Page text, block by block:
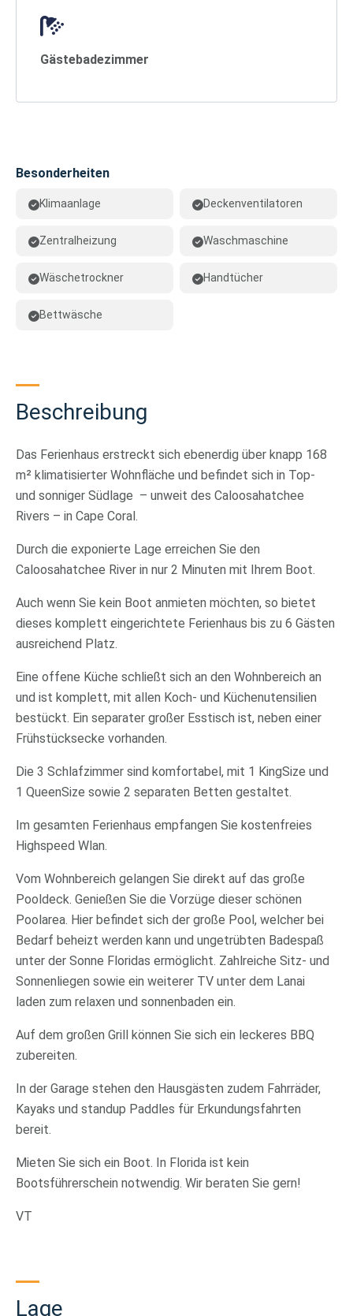
Gästebadezimmer
Besonderheiten
Klimaanlage Deckenventilatoren
Zentralheizung Waschmaschine
Wäschetrockner Handtücher
Bettwäsche
Beschreibung
Das Ferienhaus erstreckt sich ebenerdig über knapp 168
m² klimatisierter Wohnfläche und befindet sich in Top-
und sonniger Südlage – unweit des Caloosahatchee
Rivers – in Cape Coral.
Durch die exponierte Lage erreichen Sie den
Caloosahatchee River in nur 2 Minuten mit Ihrem Boot.
Auch wenn Sie kein Boot anmieten möchten, so bietet
dieses komplett eingerichtete Ferienhaus bis zu 6 Gästen
ausreichend Platz.
Eine offene Küche schließt sich an den Wohnbereich an
und ist komplett, mit allen Koch- und Küchenutensilien
bestückt. Ein separater großer Esstisch ist, neben einer
Frühstücksecke vorhanden.
Die 3 Schlafzimmer sind komfortabel, mit 1 KingSize und
1 QueenSize sowie 2 separaten Betten gestaltet.
Im gesamten Ferienhaus empfangen Sie kostenfreies
Highspeed Wlan.
Vom Wohnbereich gelangen Sie direkt auf das große
Pooldeck. Genießen Sie die Vorzüge dieser schönen
Poolarea. Hier befindet sich der große Pool, welcher bei
Bedarf beheizt werden kann und ungetrübten Badespaß
unter der Sonne Floridas ermöglicht. Zahlreiche Sitz- und
Sonnenliegen sowie ein weiterer TV unter dem Lanai
laden zum relaxen und sonnenbaden ein.
Auf dem großen Grill können Sie sich ein leckeres BBQ
zubereiten.
In der Garage stehen den Hausgästen zudem Fahrräder,
Kayaks und standup Paddles für Erkundungsfahrten
bereit.
Mieten Sie sich ein Boot. In Florida ist kein
Bootsführerschein notwendig. Wir beraten Sie gern!
VT
Lage